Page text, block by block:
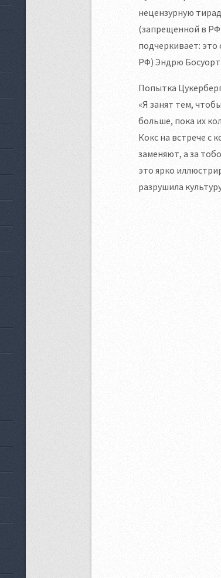
нецензурную
(запрещенной в
подчеркивает: это
РФ) Эндрю Босуорт
Попытка
«Я занят тем,
больше, пока их
Кокс на встрече с
заменяют, а за
это ярко
разрушила